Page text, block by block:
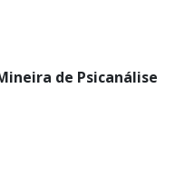
de Psicanálise